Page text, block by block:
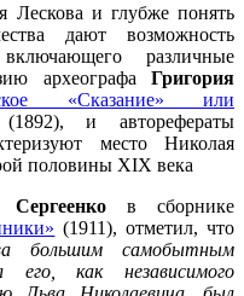
Лескова и глубже понять
дают возможность
различные
археографа Григория
«Сказание» или
и авторефераты
место Николая
половины XIX века
в сборнике
(1911), отметил, что
большим самобытным
как независимого